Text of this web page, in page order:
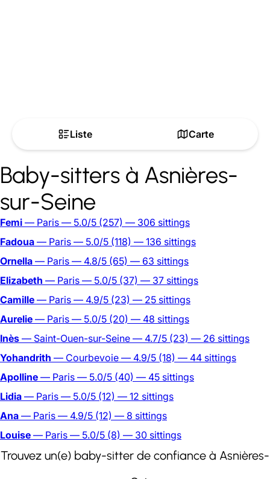
Liste Carte
Baby-sitters à Asnières-
sur-Seine
Femi — Paris — 5.0/5 (257) — 306 sittings
Fadoua — Paris — 5.0/5 (118) — 136 sittings
Ornella — Paris — 4.8/5 (65) — 63 sittings
Elizabeth — Paris — 5.0/5 (37) — 37 sittings
Camille — Paris — 4.9/5 (23) — 25 sittings
Aurelie — Paris — 5.0/5 (20) — 48 sittings
Inès — Saint-Ouen-sur-Seine — 4.7/5 (23) — 26 sittings
Yohandrith — Courbevoie — 4.9/5 (18) — 44 sittings
Apolline — Paris — 5.0/5 (40) — 45 sittings
Lidia — Paris — 5.0/5 (12) — 12 sittings
Ana — Paris — 4.9/5 (12) — 8 sittings
Louise — Paris — 5.0/5 (8) — 30 sittings
Trouvez un(e) baby-sitter de confiance à Asnières-